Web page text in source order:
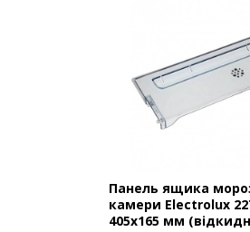
Панель ящика
камери Electrolux
405х165 мм